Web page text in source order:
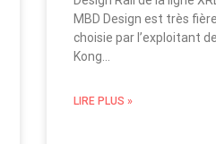
MBD Design est très
choisie par l’exploitant
Kong…
LIRE PLUS »